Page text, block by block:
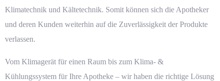
Klimatechnik und Kältetechnik. Somit können sich die Apotheker
und deren Kunden weiterhin auf die Zuverlässigkeit der Produkte
verlassen.
Vom Klimagerät für einen Raum bis zum Klima- &
Kühlungssystem für Ihre Apotheke – wir haben die richtige Lösung